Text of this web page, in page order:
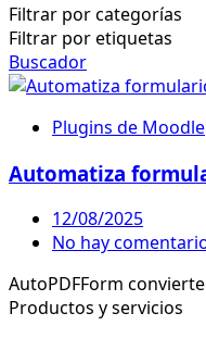
Filtrar por categorías
Filtrar por etiquetas
Buscador
Plugins de Moodle
Automatiza
12/08/2025
No hay
AutoPDFForm
Productos y servicios